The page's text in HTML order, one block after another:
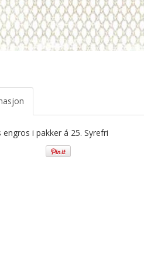
engros i pakker á 25. Syrefri